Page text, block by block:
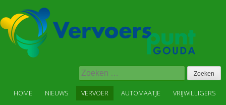
to
content
maat
Zoeken
naar:
HOME NIEUWS VERVOER AUTOMAATJE
VRIJWILLIGERS